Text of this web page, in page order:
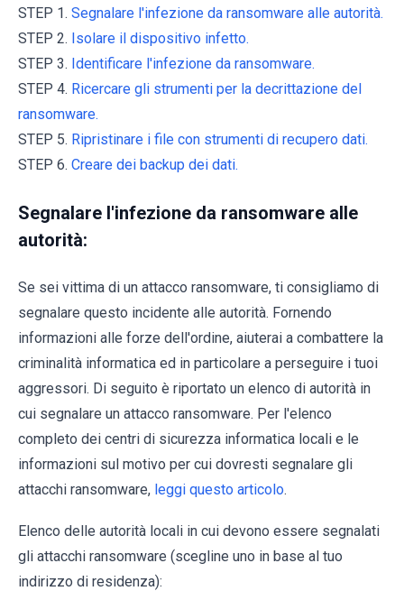
STEP 1. Segnalare l'infezione da ransomware alle autorità.
STEP 2. Isolare il dispositivo infetto.
STEP 3. Identificare l'infezione da ransomware.
STEP 4. Ricercare gli strumenti per la decrittazione del
ransomware.
STEP 5. Ripristinare i file con strumenti di recupero dati.
STEP 6. Creare dei backup dei dati.
Segnalare l'infezione da ransomware alle
autorità:
Se sei vittima di un attacco ransomware, ti consigliamo di
segnalare questo incidente alle autorità. Fornendo
informazioni alle forze dell'ordine, aiuterai a combattere la
criminalità informatica ed in particolare a perseguire i tuoi
aggressori. Di seguito è riportato un elenco di autorità in
cui segnalare un attacco ransomware. Per l'elenco
completo dei centri di sicurezza informatica locali e le
informazioni sul motivo per cui dovresti segnalare gli
attacchi ransomware, leggi questo articolo.
Elenco delle autorità locali in cui devono essere segnalati
gli attacchi ransomware (scegline uno in base al tuo
indirizzo di residenza):